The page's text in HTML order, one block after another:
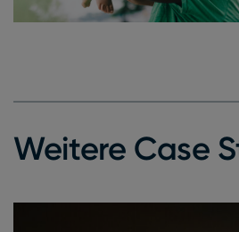
Weitere Case